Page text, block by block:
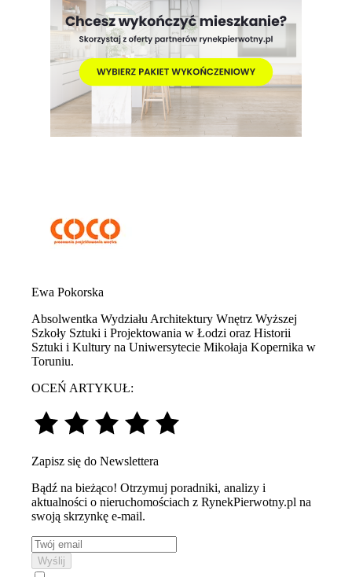
Ewa Pokorska
Absolwentka Wydziału Architektury Wnętrz Wyższej
Szkoły Sztuki i Projektowania w Łodzi oraz Historii
Sztuki i Kultury na Uniwersytecie Mikołaja Kopernika w
Toruniu.
OCEŃ ARTYKUŁ:
Zapisz się do Newslettera
Bądź na bieżąco! Otrzymuj poradniki, analizy i
aktualności o nieruchomościach z RynekPierwotny.pl na
swoją skrzynkę e-mail.
Wyślij